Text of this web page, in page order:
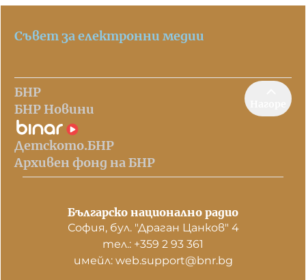
Съвет за електронни медии
БНР
БНР Новини
Детското.БНР
Архивен фонд на БНР
Българско национално радио
София, бул. "Драган Цанков" 4
тел.: +359 2 93 361
имейл: web.support@bnr.bg